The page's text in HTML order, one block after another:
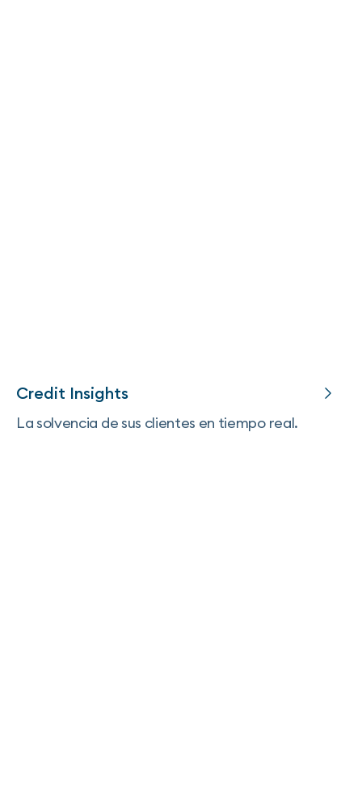
Credit Insights
La solvencia de sus clientes en tiempo real.